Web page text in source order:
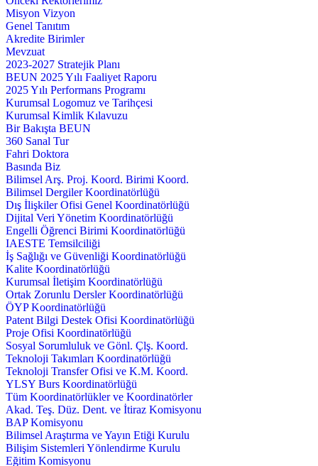
Misyon Vizyon
Genel Tanıtım
Akredite Birimler
Mevzuat
2023-2027 Stratejik Planı
BEUN 2025 Yılı Faaliyet Raporu
2025 Yılı Performans Programı
Kurumsal Logomuz ve Tarihçesi
Kurumsal Kimlik Kılavuzu
Bir Bakışta BEUN
360 Sanal Tur
Fahri Doktora
Basında Biz
Bilimsel Arş. Proj. Koord. Birimi Koord.
Bilimsel Dergiler Koordinatörlüğü
Dış İlişkiler Ofisi Genel Koordinatörlüğü
Dijital Veri Yönetim Koordinatörlüğü
Engelli Öğrenci Birimi Koordinatörlüğü
IAESTE Temsilciliği
İş Sağlığı ve Güvenliği Koordinatörlüğü
Kalite Koordinatörlüğü
Kurumsal İletişim Koordinatörlüğü
Ortak Zorunlu Dersler Koordinatörlüğü
ÖYP Koordinatörlüğü
Patent Bilgi Destek Ofisi Koordinatörlüğü
Proje Ofisi Koordinatörlüğü
Sosyal Sorumluluk ve Gönl. Çlş. Koord.
Teknoloji Takımları Koordinatörlüğü
Teknoloji Transfer Ofisi ve K.M. Koord.
YLSY Burs Koordinatörlüğü
Tüm Koordinatörlükler ve Koordinatörler
Akad. Teş. Düz. Dent. ve İtiraz Komisyonu
BAP Komisyonu
Bilimsel Araştırma ve Yayın Etiği Kurulu
Bilişim Sistemleri Yönlendirme Kurulu
Eğitim Komisyonu